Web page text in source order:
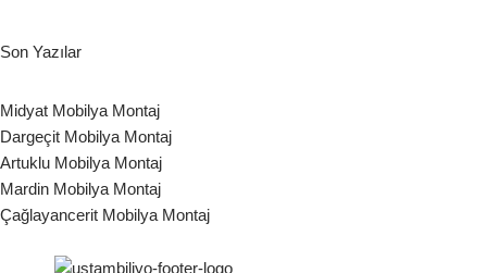
Son Yazılar
Midyat Mobilya Montaj
Dargeçit Mobilya Montaj
Artuklu Mobilya Montaj
Mardin Mobilya Montaj
Çağlayancerit Mobilya Montaj